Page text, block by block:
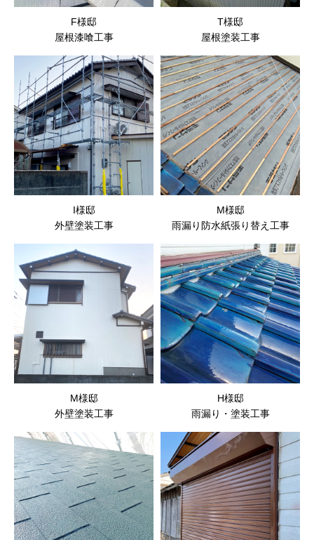
F様邸
屋根漆喰工事
T様邸
屋根塗装工事
I様邸
外壁塗装工事
M様邸
雨漏り防水紙張り替え工事
M様邸
外壁塗装工事
H様邸
雨漏り・塗装工事